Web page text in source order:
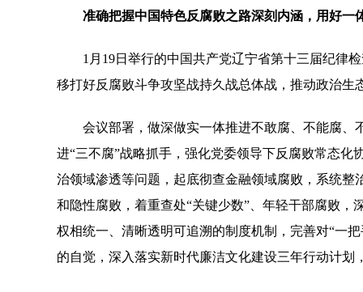
准确把握中国特色反腐败之路深刻内涵，用好一
1月19日举行的中国共产党辽宁省第十三届纪律检
移打好反腐败斗争攻坚战持久战总体战，推动政治生
会议部署，做深做实一体推进不敢腐、不能腐、
进“三不腐”战略抓手，强化党委领导下反腐败常态
治领域渗透等问题，起底彻查金融领域腐败，系统
和隐性腐败，着重查处“关键少数”、年轻干部腐败
权相统一、清晰透明可追溯的制度机制，完善对“一
的自觉，深入落实新时代廉洁文化建设三年行动计